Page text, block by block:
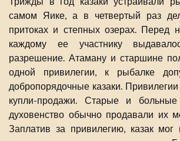
самом Яике, а в четвертый раз
притоках и степных озерах. Перед
каждому ее участнику
разрешение. Атаману и старшине
одной привилегии, к рыбалке
добропорядочные казаки.
купли-продажи. Старые и
духовенство обычно продавали их
Заплатив за привилегию, казак мог